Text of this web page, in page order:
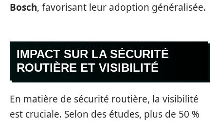
Bosch, favorisant leur adoption généralisée.
IMPACT SUR LA SÉCURITÉ
ROUTIÈRE ET VISIBILITÉ
En matière de sécurité routière, la visibilité
est cruciale. Selon des études, plus de 50 %